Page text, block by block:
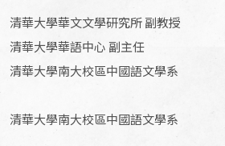
清華大學華文文學研究所 副教授
清華大學華語中心 副主任
清華大學南大校區中國語文學系
清華大學南大校區中國語文學系